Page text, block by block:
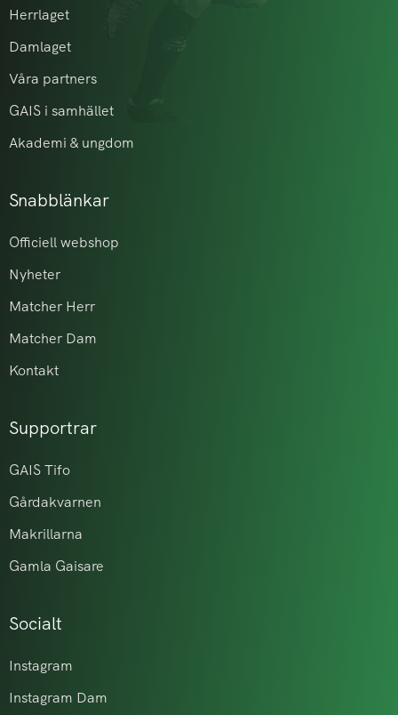
Herrlaget
Damlaget
Våra partners
GAIS i samhället
Akademi & ungdom
Snabblänkar
Officiell webshop
Nyheter
Matcher Herr
Matcher Dam
Kontakt
Supportrar
GAIS Tifo
Gårdakvarnen
Makrillarna
Gamla Gaisare
Socialt
Instagram
Instagram Dam